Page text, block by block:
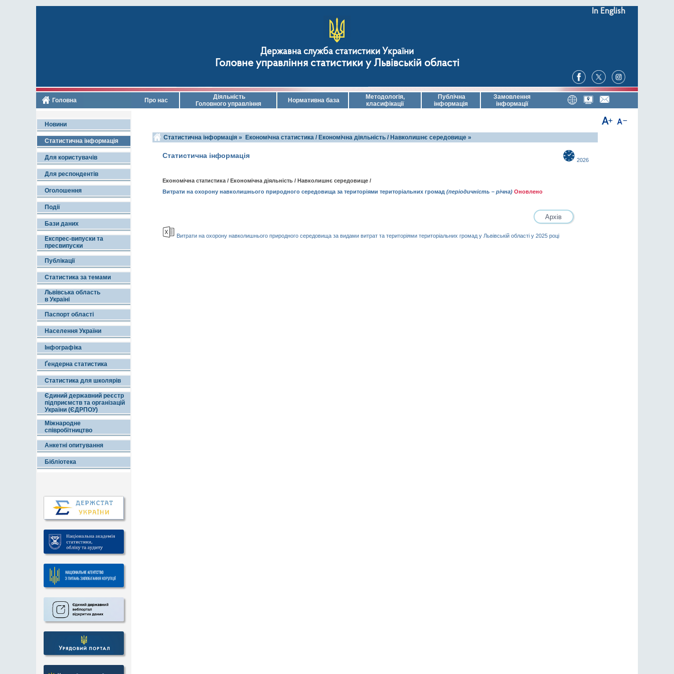
In English
Державна служба статистики України
Головне управління статистики у Львівській області
Головна Про нас
Діяльність
Головного управління
Нормативна база
Методологія,
класифікації
Публічна
інформація
Замовлення
інформації
Новини
Статистична інформація
Для користувачів
Для респондентів
Оголошення
Події
Бази даних
Експрес-випуски та
пресвипуски
Публікації
Статистика за темами
Львівська область
в Україні
Паспорт області
Населення України
Інфографіка
Ґендерна статистика
Статистика для школярів
Єдиний державний реєстр
підприємств та організацій
України (ЄДРПОУ)
Міжнародне
співробітництво
Анкетні опитування
Бібліотека
Статистична інформація » Економічна статистика / Економічна діяльність / Навколишнє середовище »
Статистична інформація
2026
Економічна статистика / Економічна діяльність / Навколишнє середовище /
Витрати на охорону навколишнього природного середовища за територіями територіальних громад (періодичність – річна) Оновлено
Витрати на охорону навколишнього природного середовища за видами витрат та територіями територіальних громад у Львівській області у 2025 році